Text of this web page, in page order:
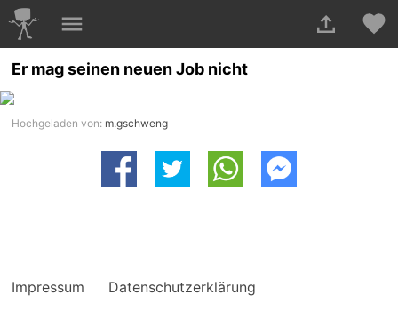
Er mag seinen neuen Job nicht
Hochgeladen von: m.gschweng
Impressum Datenschutzerklärung